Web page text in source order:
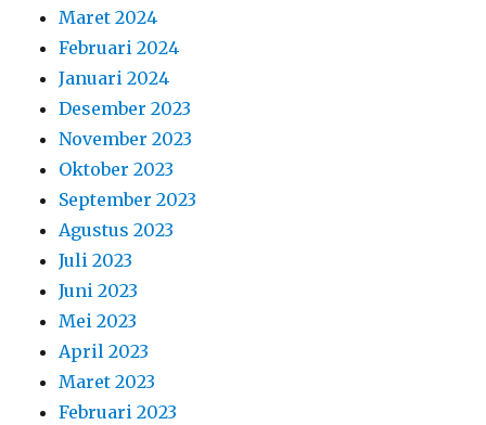
Maret 2024
Februari 2024
Januari 2024
Desember 2023
November 2023
Oktober 2023
September 2023
Agustus 2023
Juli 2023
Juni 2023
Mei 2023
April 2023
Maret 2023
Februari 2023